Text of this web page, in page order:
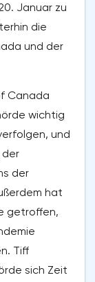
Januar zu
die
und der
Canada
wichtig
und
der
der
hat
getroffen,
Tiff
sich Zeit